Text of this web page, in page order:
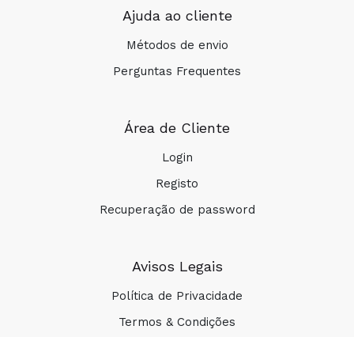
Ajuda ao cliente
Métodos de envio
Perguntas Frequentes
Área de Cliente
Login
Registo
Recuperação de password
Avisos Legais
Política de Privacidade
Termos & Condições